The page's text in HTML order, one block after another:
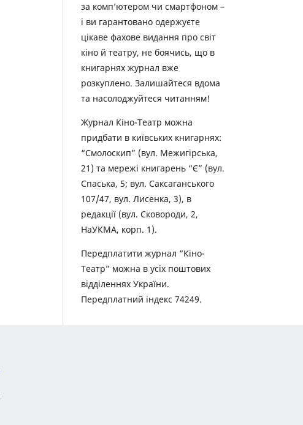
за комп’ютером чи смартфоном –
і ви гарантовано одержуєте
цікаве фахове видання про світ
кіно й театру, не боячись, що в
книгарнях журнал вже
розкуплено. Залишайтеся вдома
та насолоджуйтеся читанням!
Журнал Кіно-Театр можна
придбати в київських книгарнях:
“Смолоскип” (вул. Межигірська,
21) та мережі книгарень “Є” (вул.
Спаська, 5; вул. Саксаганського
107/47, вул. Лисенка, 3), в
редакції (вул. Сковороди, 2,
НаУКМА, корп. 1).
Передплатити журнал “Кіно-
Театр” можна в усіх поштових
відділеннях України.
Передплатний індекс 74249.